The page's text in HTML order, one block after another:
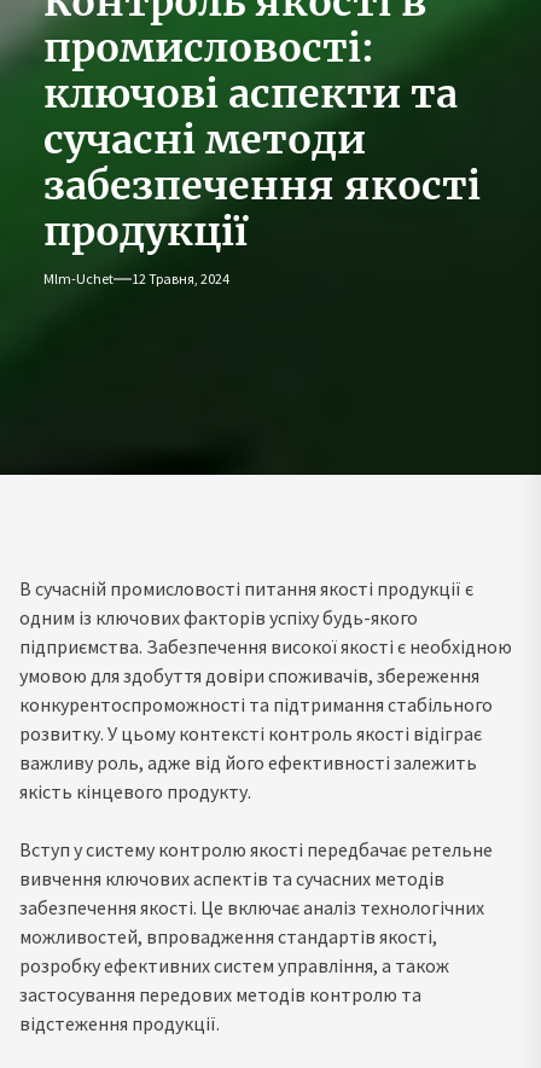
промисловості:
ключові аспекти та
сучасні методи
забезпечення якості
продукції
Mlm-Uchet 12 Травня, 2024
В сучасній промисловості питання якості продукції є
одним із ключових факторів успіху будь-якого
підприємства. Забезпечення високої якості є необхідною
умовою для здобуття довіри споживачів, збереження
конкурентоспроможності та підтримання стабільного
розвитку. У цьому контексті контроль якості відіграє
важливу роль, адже від його ефективності залежить
якість кінцевого продукту.
Вступ у систему контролю якості передбачає ретельне
вивчення ключових аспектів та сучасних методів
забезпечення якості. Це включає аналіз технологічних
можливостей, впровадження стандартів якості,
розробку ефективних систем управління, а також
застосування передових методів контролю та
відстеження продукції.